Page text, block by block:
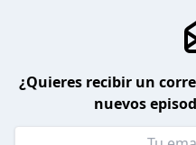
¿Quieres recibir un
nuevos